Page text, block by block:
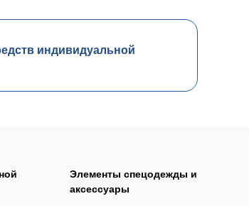
индивидуальной
Элементы спецодежды и
аксессуары